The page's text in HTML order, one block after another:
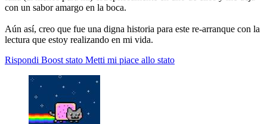
con un sabor amargo en la boca.
Aún así, creo que fue una digna historia para este re-arranque con la
lectura que estoy realizando en mi vida.
Rispondi Boost stato Metti mi piace allo stato